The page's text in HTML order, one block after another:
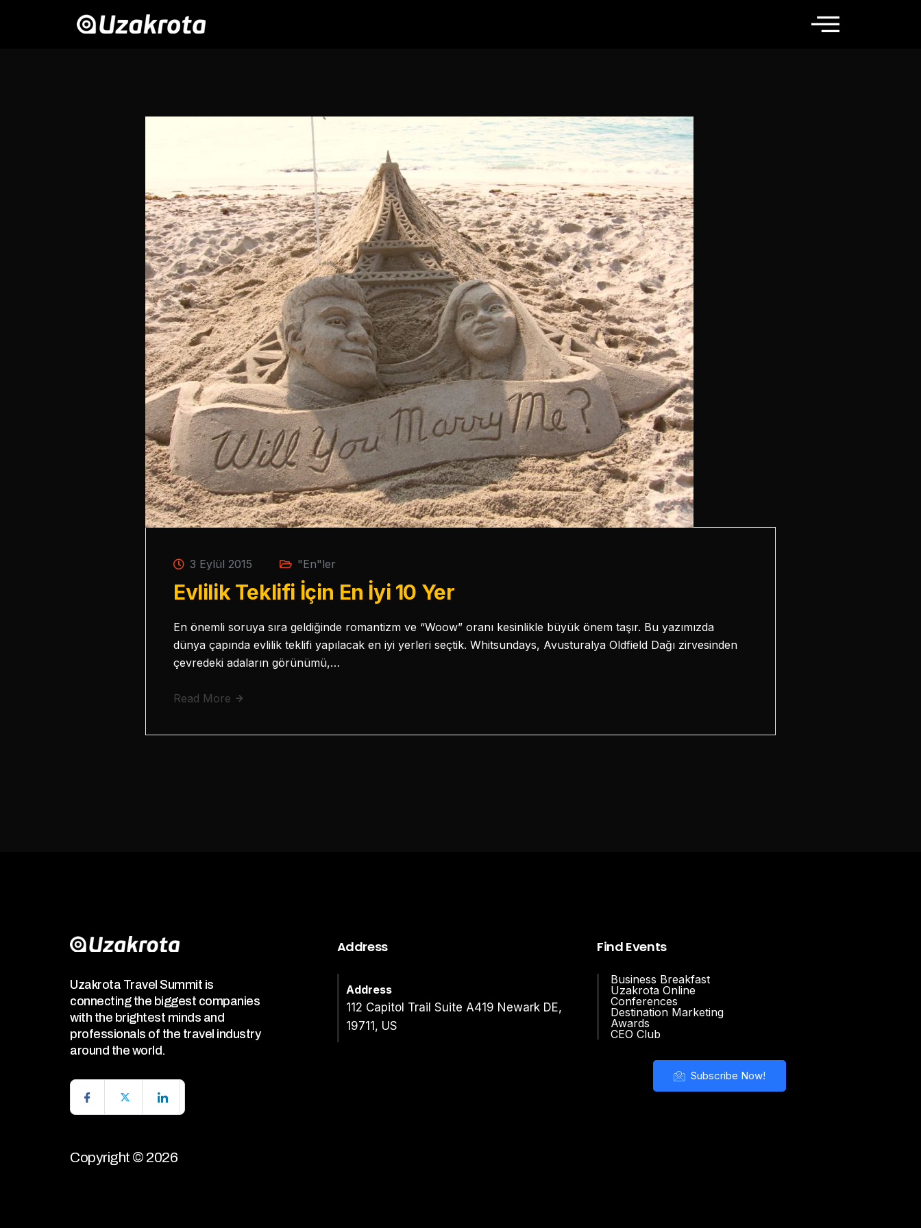
3 Eylül 2015 "En"ler
Evlilik Teklifi İçin En İyi 10 Yer
En önemli soruya sıra geldiğinde romantizm ve “Woow” oranı kesinlikle büyük önem taşır. Bu yazımızda
dünya çapında evlilik teklifi yapılacak en iyi yerleri seçtik. Whitsundays, Avusturalya Oldfield Dağı zirvesinden
çevredeki adaların görünümü,…
Read More
Uzakrota Travel Summit is
connecting the biggest companies
with the brightest minds and
professionals of the travel industry
around the world.
Copyright © 2026
Address
Address
112 Capitol Trail Suite A419 Newark DE,
19711, US
Find Events
Business Breakfast
Uzakrota Online
Conferences
Destination Marketing
Awards
CEO Club
Subscribe Now!